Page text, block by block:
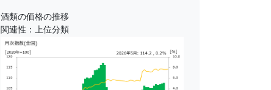
酒類の価格の推移
関連性：上位分類